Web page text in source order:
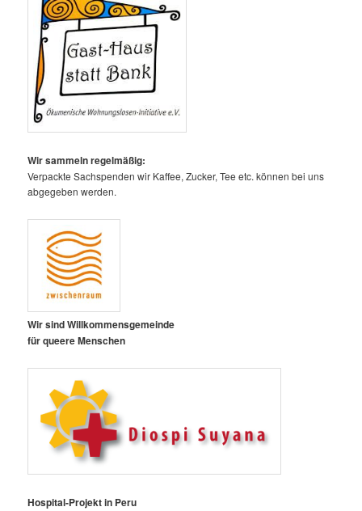
Wir sammeln regelmäßig:
Verpackte Sachspenden wir Kaffee, Zucker, Tee etc. können bei uns
abgegeben werden.
Wir sind Willkommensgemeinde
für queere Menschen
Hospital-Projekt in Peru